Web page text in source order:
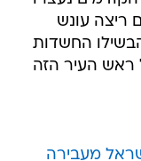
עונש
החשדות
ראש העיר הזה
מעבירה